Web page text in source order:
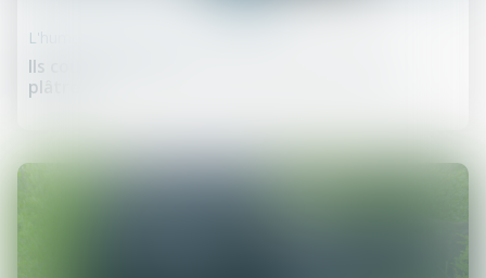
Ils coupent les pattes, plutôt que de faire du
plâtre
L'humour et la justice